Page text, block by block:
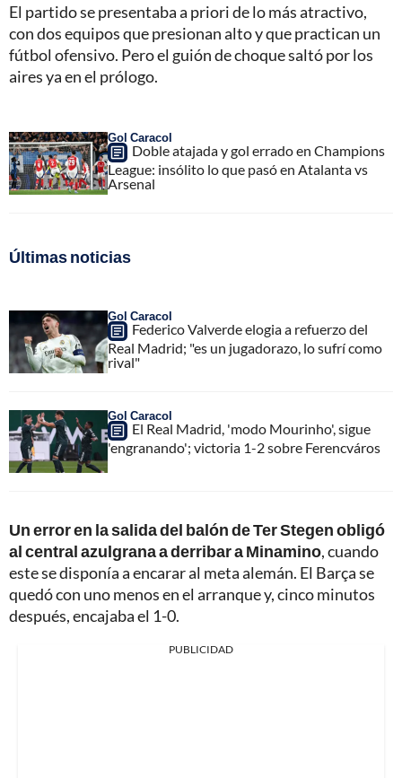
El partido se presentaba a priori de lo más atractivo,
con dos equipos que presionan alto y que practican un
fútbol ofensivo. Pero el guión de choque saltó por los
aires ya en el prólogo.
Gol Caracol
Doble atajada y gol errado en Champions
League: insólito lo que pasó en Atalanta vs
Arsenal
Últimas noticias
Gol Caracol
Federico Valverde elogia a refuerzo del
Real Madrid; "es un jugadorazo, lo sufrí como
rival"
Gol Caracol
El Real Madrid, 'modo Mourinho', sigue
'engranando'; victoria 1-2 sobre Ferencváros
Un error en la salida del balón de Ter Stegen obligó
al central azulgrana a derribar a Minamino, cuando
este se disponía a encarar al meta alemán. El Barça se
quedó con uno menos en el arranque y, cinco minutos
después, encajaba el 1-0.
PUBLICIDAD